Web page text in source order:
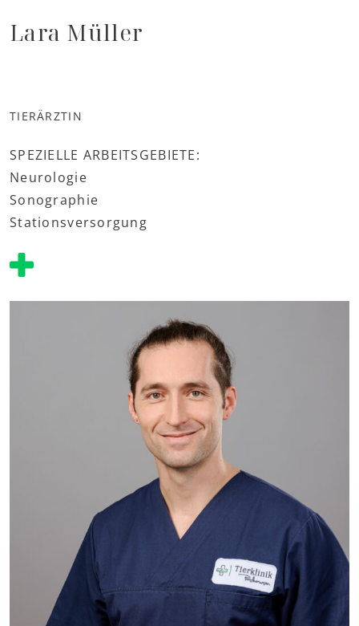
Lara Müller
TIERÄRZTIN
SPEZIELLE ARBEITSGEBIETE:
Neurologie
Sonographie
Stationsversorgung